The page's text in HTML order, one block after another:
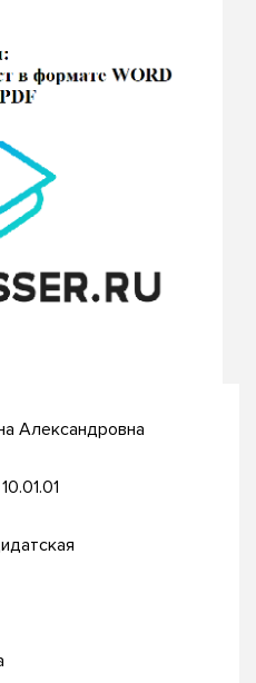
Александровна
10.01.01